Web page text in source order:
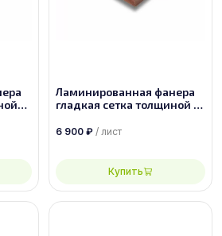
Ламинированная фанера
гладкая сетка толщиной 21
сорт 1/1
6 900 ₽ / лист
Купить